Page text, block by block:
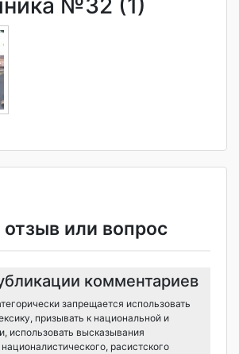
№32 (1)
или вопрос
комментариев
запрещается использовать
призывать к национальной и
использовать высказывания
расистского